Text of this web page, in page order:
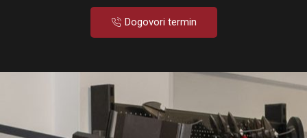
Dogovori termin